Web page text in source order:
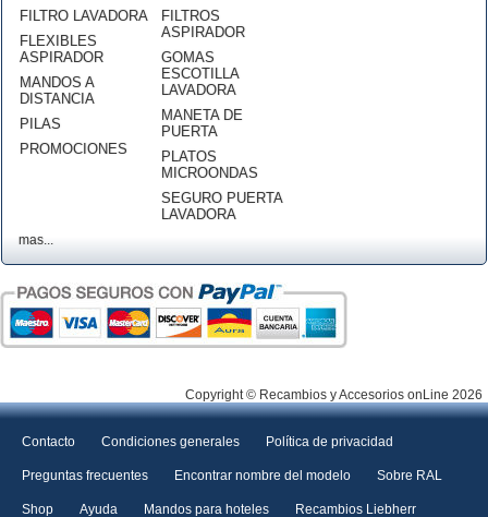
FILTRO LAVADORA
FLEXIBLES
ASPIRADOR
MANDOS A
DISTANCIA
PILAS
PROMOCIONES
FILTROS
ASPIRADOR
GOMAS
ESCOTILLA
LAVADORA
MANETA DE
PUERTA
PLATOS
MICROONDAS
SEGURO PUERTA
LAVADORA
mas...
Copyright © Recambios y Accesorios onLine 2026
Contacto Condiciones generales Política de privacidad
Preguntas frecuentes Encontrar nombre del modelo Sobre RAL
Shop Ayuda Mandos para hoteles Recambios Liebherr